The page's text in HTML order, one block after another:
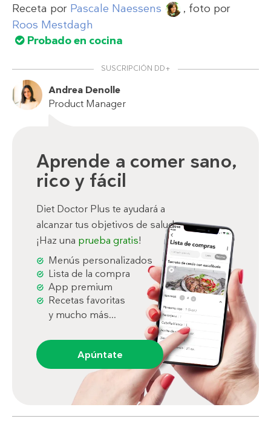
Receta por Pascale Naessens
, foto por
Roos Mestdagh
Probado en cocina
SUSCRIPCIÓN DD+
Andrea Denolle
Product Manager
Aprende a comer sano,
rico y fácil
Diet Doctor Plus te ayudará a
alcanzar tus objetivos de salud.
¡Haz una prueba gratis!
Menús personalizados
Lista de la compra
App premium
Recetas favoritas
y mucho más...
Apúntate